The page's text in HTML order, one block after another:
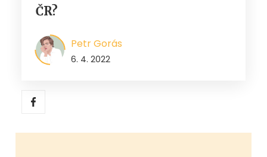
ČR?
Petr Gorás
6. 4. 2022